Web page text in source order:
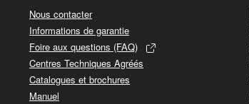
Nous contacter
Informations de garantie
Foire aux questions (FAQ)
Centres Techniques Agréés
Catalogues et brochures
Manuel